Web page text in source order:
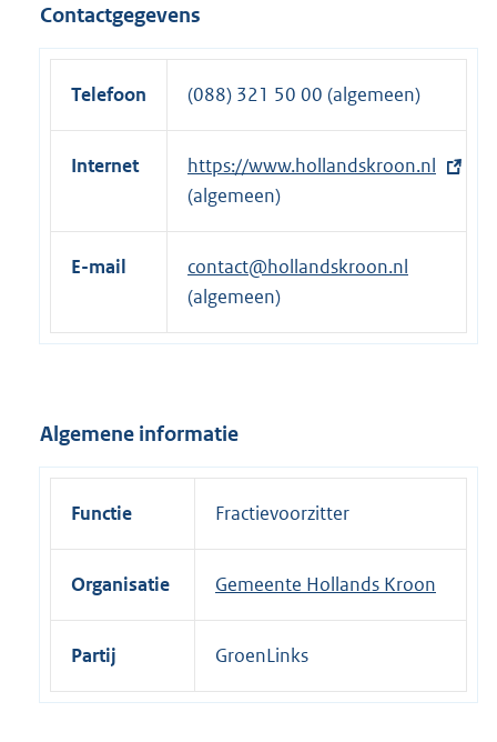
Contactgegevens
Telefoon (088) 321 50 00 (algemeen)
Internet
E
x
t
r
e
n
k
https://www.hollandskroon.nl
(algemeen)
E-mail
contact@hollandskroon.nl
(algemeen)
Algemene informatie
Functie Fractievoorzitter
Organisatie Gemeente Hollands Kroon
Partij GroenLinks